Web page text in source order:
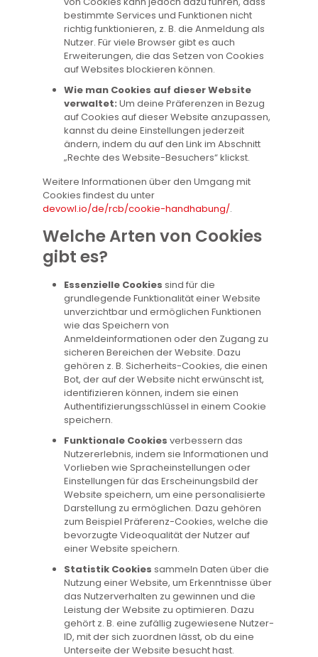
bestimmte Services und Funktionen nicht
richtig funktionieren, z. B. die Anmeldung als
Nutzer. Für viele Browser gibt es auch
Erweiterungen, die das Setzen von Cookies
auf Websites blockieren können.
Wie man Cookies auf dieser Website
verwaltet: Um deine Präferenzen in Bezug
auf Cookies auf dieser Website anzupassen,
kannst du deine Einstellungen jederzeit
ändern, indem du auf den Link im Abschnitt
„Rechte des Website-Besuchers“ klickst.
Weitere Informationen über den Umgang mit
Cookies findest du unter
devowl.io/de/rcb/cookie-handhabung/.
Welche Arten von Cookies
gibt es?
Essenzielle Cookies sind für die
grundlegende Funktionalität einer Website
unverzichtbar und ermöglichen Funktionen
wie das Speichern von
Anmeldeinformationen oder den Zugang zu
sicheren Bereichen der Website. Dazu
gehören z. B. Sicherheits-Cookies, die einen
Bot, der auf der Website nicht erwünscht ist,
identifizieren können, indem sie einen
Authentifizierungsschlüssel in einem Cookie
speichern.
Funktionale Cookies verbessern das
Nutzererlebnis, indem sie Informationen und
Vorlieben wie Spracheinstellungen oder
Einstellungen für das Erscheinungsbild der
Website speichern, um eine personalisierte
Darstellung zu ermöglichen. Dazu gehören
zum Beispiel Präferenz-Cookies, welche die
bevorzugte Videoqualität der Nutzer auf
einer Website speichern.
Statistik Cookies sammeln Daten über die
Nutzung einer Website, um Erkenntnisse über
das Nutzerverhalten zu gewinnen und die
Leistung der Website zu optimieren. Dazu
gehört z. B. eine zufällig zugewiesene Nutzer-
ID, mit der sich zuordnen lässt, ob du eine
Unterseite der Website besucht hast.